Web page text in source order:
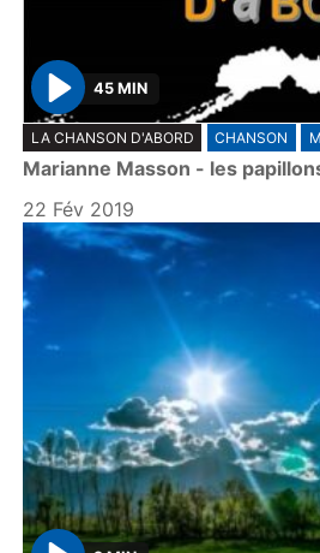
P
l
a
y
45 MIN
LA CHANSON D'ABORD CHANSON
Marianne Masson - les
22 Fév 2019